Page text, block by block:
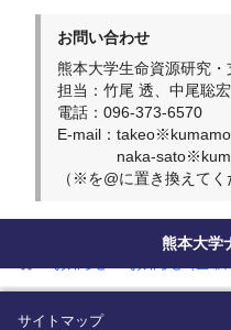
お問い合わせ
熊本大学生命資源研究
担当：竹尾 透、中尾聡宏
電話：096-373-6570
E-mail：
naka-
（※を@に置き換えてく
熊本大学
サイトマップ